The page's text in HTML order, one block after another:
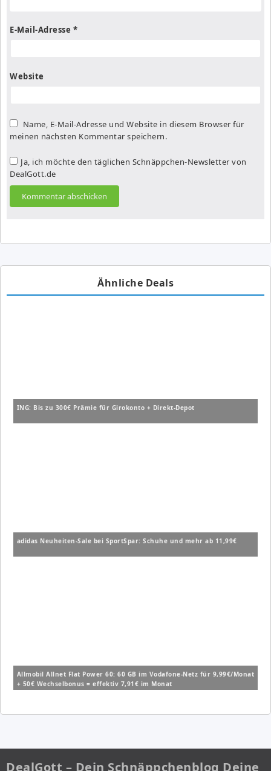
E-Mail-Adresse *
Website
Name, E-Mail-Adresse und Website in diesem Browser für
meinen nächsten Kommentar speichern.
Ja, ich möchte den täglichen Schnäppchen-Newsletter von
DealGott.de
Ähnliche Deals
ING: Bis zu 300€ Prämie für Girokonto + Direkt-Depot
adidas Neuheiten-Sale bei SportSpar: Schuhe und mehr ab 11,99€
Allmobil Allnet Flat Power 60: 60 GB im Vodafone-Netz für 9,99€/Monat
+ 50€ Wechselbonus = effektiv 7,91€ im Monat
DealGott – Dein Schnäppchenblog Deine